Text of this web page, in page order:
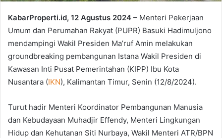
KabarProperti.id, 12 Agustus 2024 – Menteri Pekerjaan
Umum dan Perumahan Rakyat (PUPR) Basuki Hadimuljono
mendampingi Wakil Presiden Ma’ruf Amin melakukan
groundbreaking pembangunan Istana Wakil Presiden di
Kawasan Inti Pusat Pemerintahan (KIPP) Ibu Kota
Nusantara (IKN), Kalimantan Timur, Senin (12/8/2024).
Turut hadir Menteri Koordinator Pembangunan Manusia
dan Kebudayaan Muhadjir Effendy, Menteri Lingkungan
Hidup dan Kehutanan Siti Nurbaya, Wakil Menteri ATR/BPN